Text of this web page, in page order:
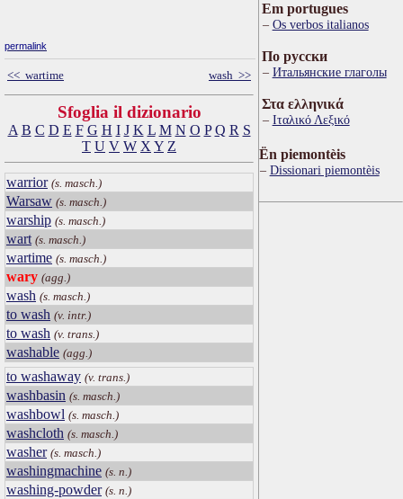
permalink
<< wartime wash >>
Sfoglia il dizionario
A B C D E F G H I J K L M N O P Q R S
T U V W X Y Z
warrior (s. masch.)
Warsaw (s. masch.)
warship (s. masch.)
wart (s. masch.)
wartime (s. masch.)
wary (agg.)
wash (s. masch.)
to wash (v. intr.)
to wash (v. trans.)
washable (agg.)
to washaway (v. trans.)
washbasin (s. masch.)
washbowl (s. masch.)
washcloth (s. masch.)
washer (s. masch.)
washingmachine (s. n.)
washing-powder (s. n.)
Em portugues
Os verbos italianos
По русски
Итальянские глаголы
Στα ελληνικά
Ιταλικό Λεξικό
Ën piemontèis
Dissionari piemontèis